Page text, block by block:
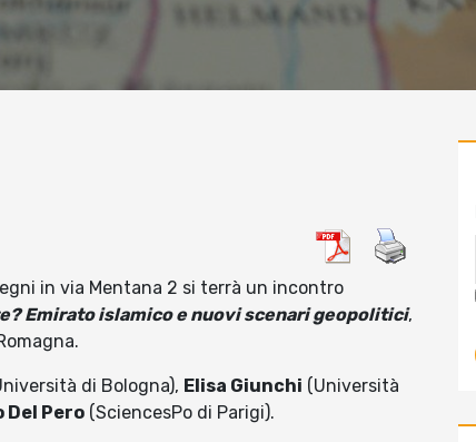
in via Mentana 2 si terrà un incontro
Emirato islamico e nuovi scenari geopolitici,
di Bologna), Elisa Giunchi (Università
Del Pero (SciencesPo di Parigi).